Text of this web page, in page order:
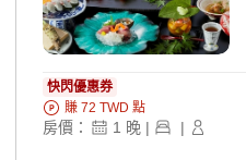
快閃優惠券
賺 72 TWD 點
房價： 1 晚 | |